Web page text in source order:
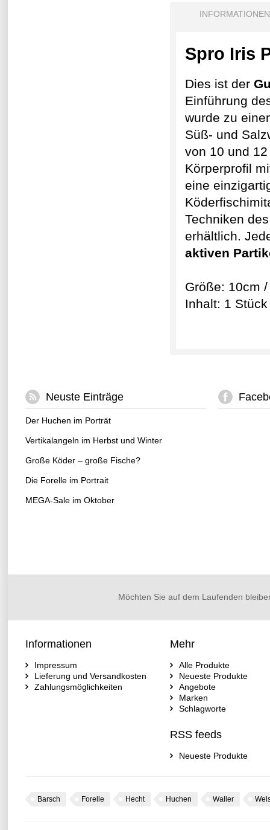
INFORMATIONEN
Spro Iris
Dies ist der
Einführung
wurde zu
Süß- und
von 10 und
Körperprofil
eine
Techniken
erhältlich.
aktiven
Größe: 10cm
Inhalt: 1
Neuste Einträge
Der Huchen im Porträt
Vertikalangeln im Herbst und Winter
Große Köder – große Fische?
Die Forelle im Portrait
MEGA-Sale im Oktober
Möchten Sie auf dem Laufenden
Informationen
Impressum
Lieferung und Versandkosten
Zahlungsmöglichkeiten
Mehr
Alle Produkte
Neueste Produkte
Angebote
Marken
Schlagworte
RSS feeds
Neueste Produkte
Barsch Forelle Hecht Huchen Waller